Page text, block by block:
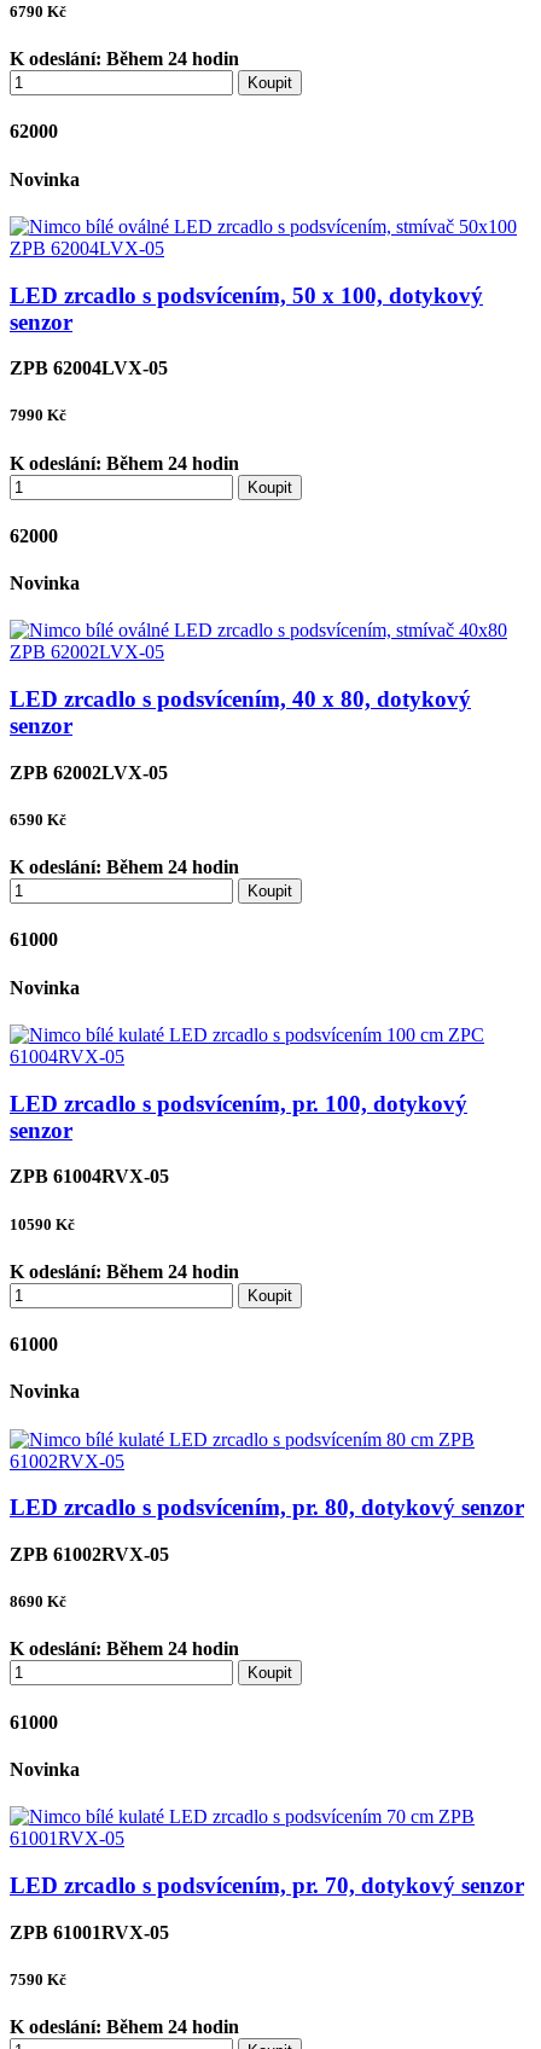
6790 Kč
K odeslání: Během 24 hodin
Koupit
62000
Novinka
LED zrcadlo s podsvícením, 50 x 100, dotykový
senzor
ZPB 62004LVX-05
7990 Kč
K odeslání: Během 24 hodin
Koupit
62000
Novinka
LED zrcadlo s podsvícením, 40 x 80, dotykový
senzor
ZPB 62002LVX-05
6590 Kč
K odeslání: Během 24 hodin
Koupit
61000
Novinka
LED zrcadlo s podsvícením, pr. 100, dotykový
senzor
ZPB 61004RVX-05
10590 Kč
K odeslání: Během 24 hodin
Koupit
61000
Novinka
LED zrcadlo s podsvícením, pr. 80, dotykový senzor
ZPB 61002RVX-05
8690 Kč
K odeslání: Během 24 hodin
Koupit
61000
Novinka
LED zrcadlo s podsvícením, pr. 70, dotykový senzor
ZPB 61001RVX-05
7590 Kč
K odeslání: Během 24 hodin